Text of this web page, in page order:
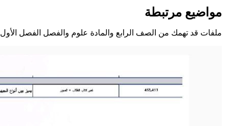
مواضيع مرتبطة
ملفات قد تهمك من الصف الرابع والمادة علوم والفصل الفصل الأول